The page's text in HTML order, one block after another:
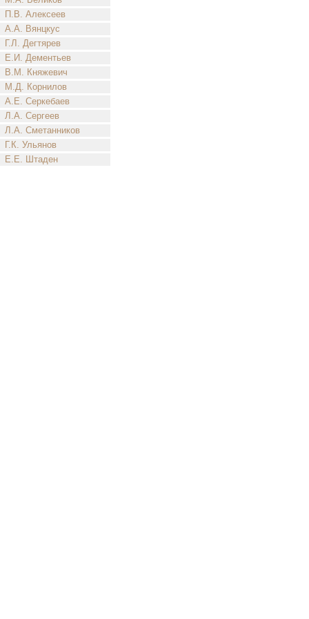
П.В. Алексеев
А.А. Вянцкус
Г.Л. Дегтярев
Е.И. Дементьев
В.М. Княжевич
М.Д. Корнилов
А.Е. Серкебаев
Л.А. Сергеев
Л.А. Сметанников
Г.К. Ульянов
Е.Е. Штаден